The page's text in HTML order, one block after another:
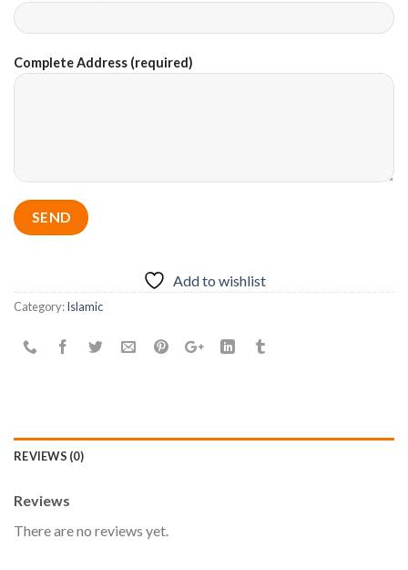
Complete Address (required)
Add to wishlist
Category:Islamic
REVIEWS (0)
Reviews
There are no reviews yet.